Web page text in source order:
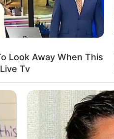
A është paraqitur shumë mirë
nga Xhenoa dhe që
Look Away When This
Tv